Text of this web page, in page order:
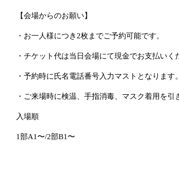
【会場からのお願い】
・お一人様につき 2枚までご予約可能です。
・チケット代は当日会場にて現金でお支払いく
・予約時に氏名電話番号入力マストとなります。
・ご来場時に検温、手指消毒、マスク着用を引
入場順
1部A1 〜/2部B1 〜